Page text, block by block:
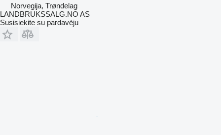
Norvegija, Trøndelag
LANDBRUKSSALG.NO AS
Susisiekite su pardavėju